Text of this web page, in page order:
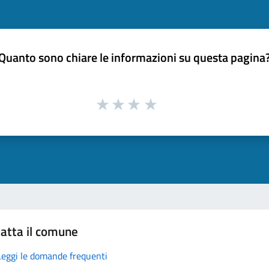
sono chiare le informazioni su questa
il comune
le domande frequenti